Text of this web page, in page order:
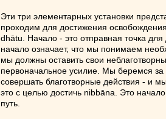
Эти три элементарных установки
проходим для достижения
dhātu. Начало - это отправная точка
начало означает, что мы понимаем
мы должны оставить свои
первоначальное усилие. Мы беремся
совершать благотворные действия - и
это с целью достичь nibbāna. Это
путь.